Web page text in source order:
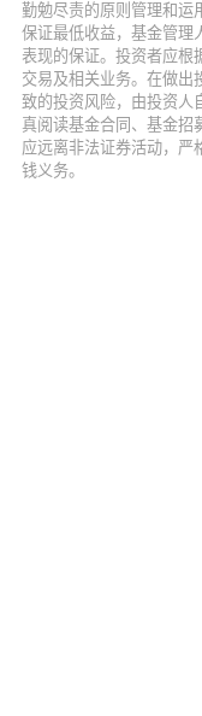
勤勉尽责的原则管理和运
保证最低收益，基金管理
表现的保证。投资者应根
交易及相关业务。在做出
致的投资风险，由投资人
真阅读基金合同、基金招
应远离非法证券活动，严
钱义务。